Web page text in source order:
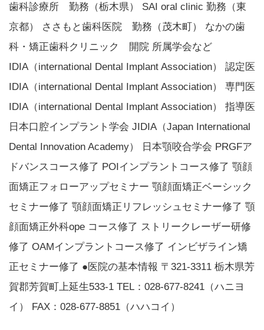
歯科診療所 勤務（栃木県） SAI oral clinic 勤務（東
京都） ささもと歯科医院 勤務（茂木町） なかの歯
科・矯正歯科クリニック 開院 所属学会など
IDIA（international Dental Implant Association） 認定医
IDIA（international Dental Implant Association） 専門医
IDIA（international Dental Implant Association） 指導医
日本口腔インプラント学会 JIDIA（Japan International
Dental Innovation Academy） 日本顎咬合学会 PRGFア
ドバンスコース修了 POIインプラントコース修了 顎顔
面矯正フォローアップセミナー 顎顔面矯正ベーシック
セミナー修了 顎顔面矯正リフレッシュセミナー修了 顎
顔面矯正外科ope コース修了 ストリークレーザー研修
修了 OAMインプラントコース修了 インビザライン矯
正セミナー修了 ●医院の基本情報 〒321-3311 栃木県芳
賀郡芳賀町上延生533-1 TEL：028-677-8241（ハニヨ
イ） FAX：028-677-8851（ハハコイ）